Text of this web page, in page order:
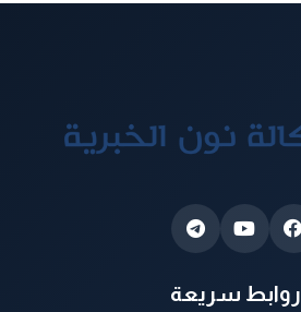
روابط سريعة